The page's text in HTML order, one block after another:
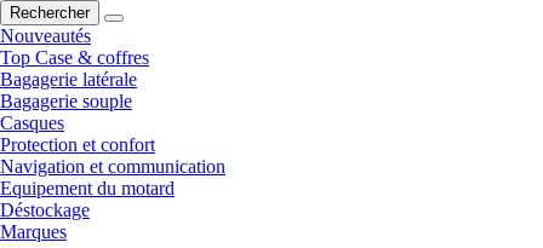
Rechercher
Nouveautés
Top Case & coffres
Bagagerie latérale
Bagagerie souple
Casques
Protection et confort
Navigation et communication
Equipement du motard
Déstockage
Marques